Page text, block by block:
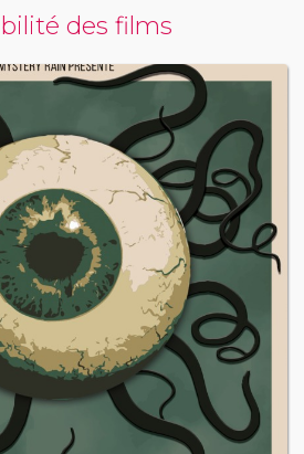
des films